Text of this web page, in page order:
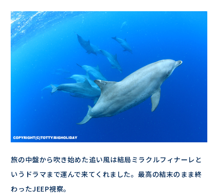
旅の中盤から吹き始めた追い風は結局ミラクルフィナーレと
いうドラマまで運んで来てくれました。最高の結末のまま終
わったJEEP視察。